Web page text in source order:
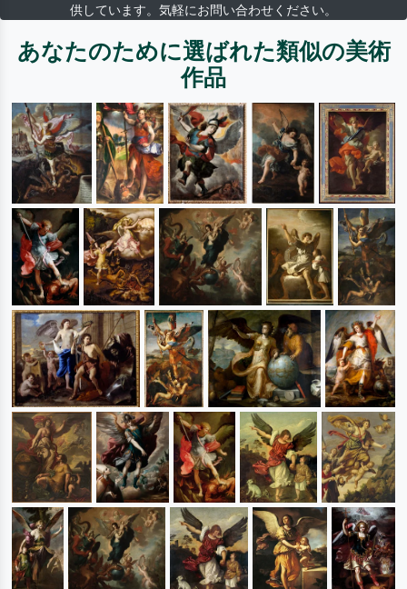
供しています。気軽にお問い合わせください。
あなたのために選ばれた類似の美術
作品